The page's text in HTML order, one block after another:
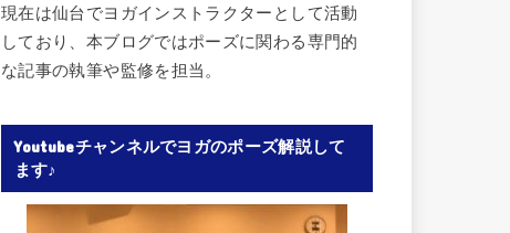
現在は仙台でヨガインストラクターとして活動
しており、本ブログではポーズに関わる専門的
な記事の執筆や監修を担当。
Youtubeチャンネルでヨガのポーズ解説して
ます♪